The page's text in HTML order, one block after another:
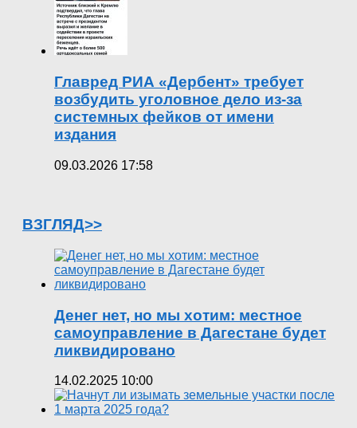
Главред РИА «Дербент» требует
возбудить уголовное дело из-за
системных фейков от имени
издания
09.03.2026 17:58
ВЗГЛЯД>>
Денег нет, но мы хотим: местное
самоуправление в Дагестане будет
ликвидировано
14.02.2025 10:00